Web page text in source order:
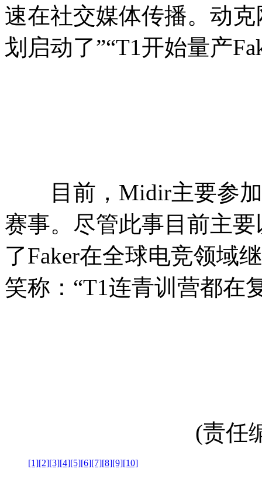
速在社交媒体传播。动
划启动了”“T1开始量产
目前，Midir主要参加
赛事。尽管此事目前主
了Faker在全球电竞领域
笑称：“T1连青训营都在
(责任
[1][2][3][4][5][6][7][8][9][10]